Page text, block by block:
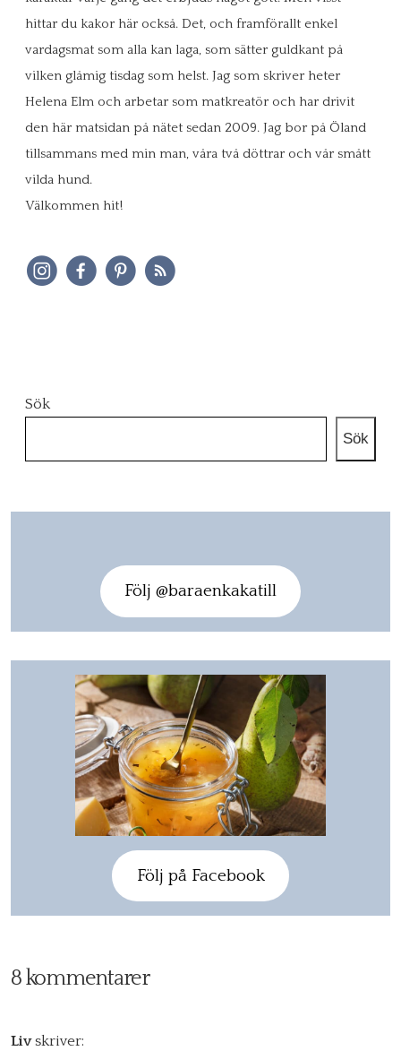
hittar du kakor här också. Det, och framförallt enkel
vardagsmat som alla kan laga, som sätter guldkant på
vilken glåmig tisdag som helst. Jag som skriver heter
Helena Elm och arbetar som matkreatör och har drivit
den här matsidan på nätet sedan 2009. Jag bor på Öland
tillsammans med min man, våra två döttrar och vår smått
vilda hund.
Välkommen hit!
Sök
Sök
Följ @baraenkakatill
Följ på Facebook
8 kommentarer
Liv skriver: